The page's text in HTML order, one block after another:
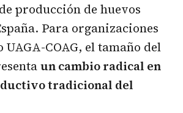
producción de huevos
Para organizaciones
COAG, el tamaño del
un cambio radical en
tradicional del